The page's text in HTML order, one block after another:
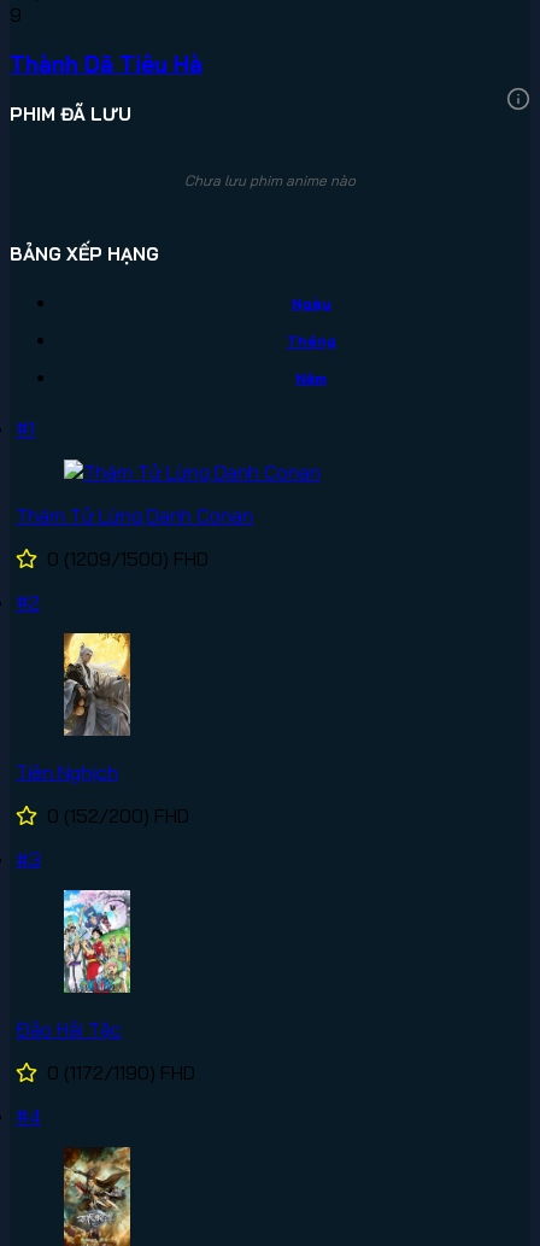
9
Thành Dã Tiêu Hà
PHIM ĐÃ LƯU
Chưa lưu phim anime nào
BẢNG XẾP HẠNG
Ngày
Tháng
Năm
#1
Thám Tử Lừng Danh Conan
0 (1209/1500) FHD
#2
Tiên Nghịch
0 (152/200) FHD
#3
Đảo Hải Tặc
0 (1172/1190) FHD
#4